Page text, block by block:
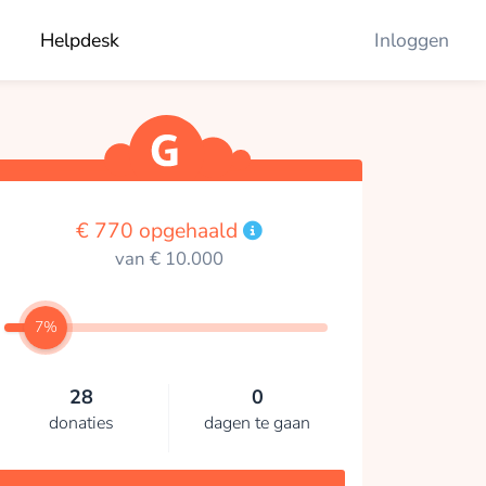
Helpdesk Inloggen
€ 770 opgehaald
van € 10.000
7%
28
donaties
0
dagen te gaan